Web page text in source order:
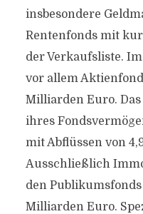
insbesondere
Rentenfonds mit
der Verkaufsliste.
vor allem
Milliarden Euro.
ihres
mit Abflüssen von
Ausschließlich
den
Milliarden Euro.